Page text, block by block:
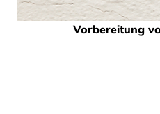
Vorbereitung